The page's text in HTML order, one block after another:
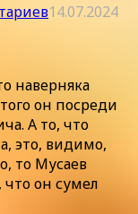
14.07.2024
наверняка
он посреди
А то, что
это, видимо,
то Мусаев
он сумел